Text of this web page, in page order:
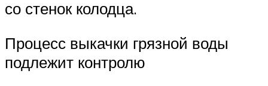
со стенок колодца.
Процесс выкачки грязной воды
подлежит контролю